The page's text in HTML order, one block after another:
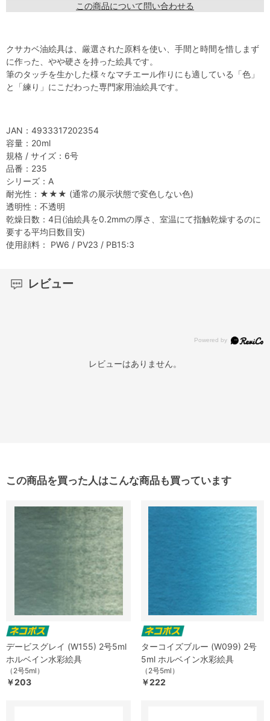
この商品について問い合わせる
クサカベ油絵具は、厳選された原料を使い、手間と時間を惜しまず
に作った、やや硬さを持った絵具です。
筆のタッチを生かした様々なマチエール作りにも適している「色」
と「練り」にこだわった専門家用油絵具です。
JAN：4933317202354
容量：20ml
規格 / サイズ：6号
品番：235
シリーズ：A
耐光性：★★★ (通常の展示状態で変色しない色)
透明性：不透明
乾燥日数：4日(油絵具を0.2mmの厚さ、室温にて指触乾燥するのに
要する平均日数目安)
使用顔料： PW6 / PV23 / PB15:3
レビュー
レビューはありません。
この商品を買った人はこんな商品も買っています
デービスグレイ (W155) 2号5ml
ホルベイン水彩絵具
（2号5ml）
￥203
ターコイズブルー (W099) 2号
5ml ホルベイン水彩絵具
（2号5ml）
￥222